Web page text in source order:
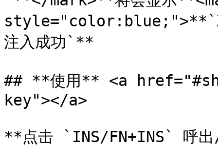
注入成功`**
## **使用** <a
key"></a>
**点击 `INS/FN+INS` 呼